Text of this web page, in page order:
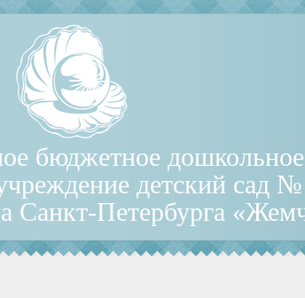
бюджетное дошкольное
детский сад
Санкт-Петербурга